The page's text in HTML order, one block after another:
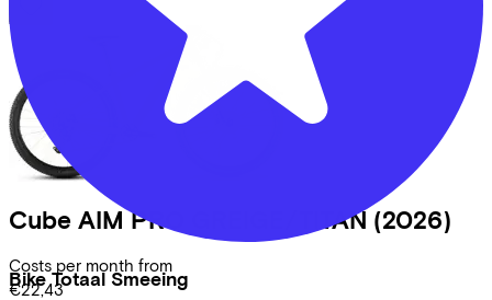
Bike Totaal Smeeing
Cube AIM PRO GREIGE/TITAN (2026)
Costs per month from
€22,43